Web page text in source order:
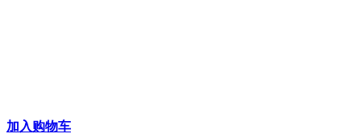
加入购物车